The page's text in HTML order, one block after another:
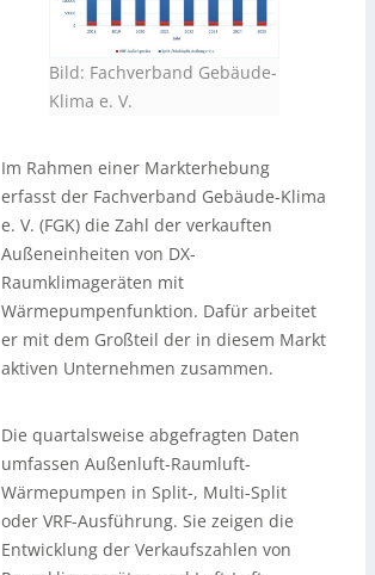
Bild: Fachverband Gebäude-
Klima e. V.
Im Rahmen einer Markterhebung
erfasst der Fachverband Gebäude-Klima
e. V. (FGK) die Zahl der verkauften
Außeneinheiten von DX-
Raumklimageräten mit
Wärmepumpenfunktion. Dafür arbeitet
er mit dem Großteil der in diesem Markt
aktiven Unternehmen zusammen.
Die quartalsweise abgefragten Daten
umfassen Außenluft-Raumluft-
Wärmepumpen in Split-, Multi-Split
oder VRF-Ausführung. Sie zeigen die
Entwicklung der Verkaufszahlen von